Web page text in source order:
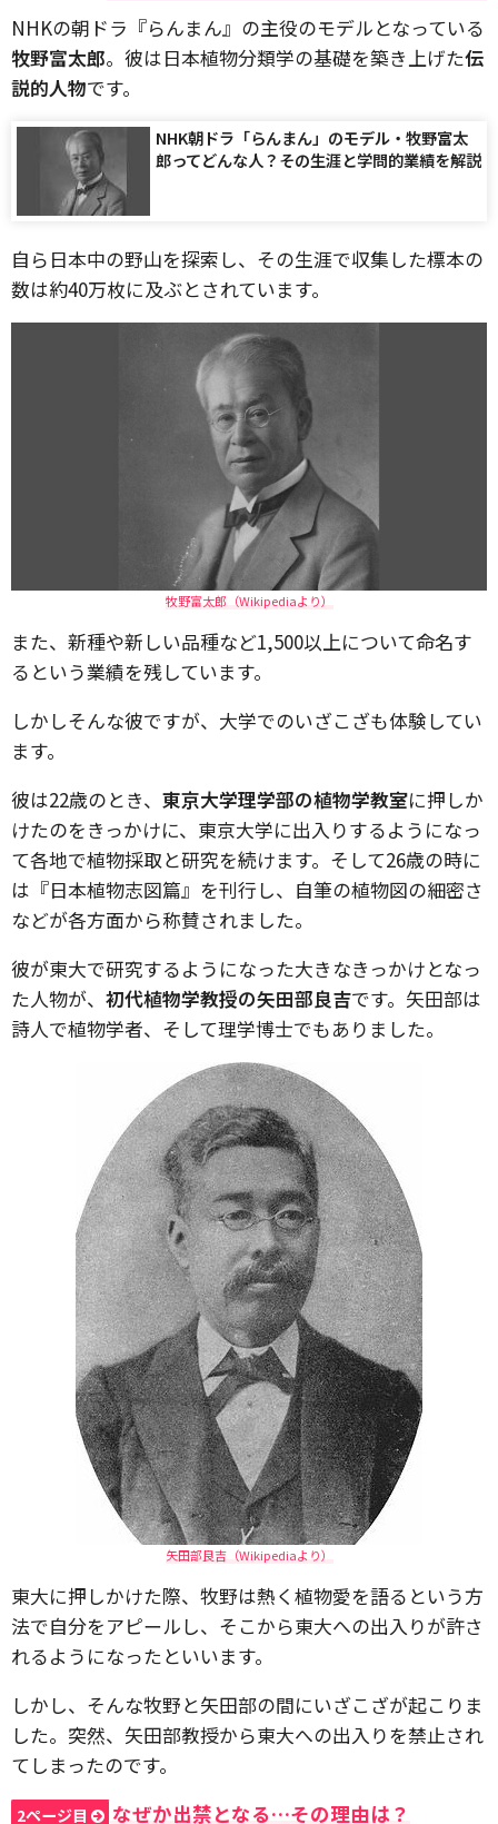
NHKの朝ドラ『らんまん』の主役のモデルとなっている
牧野富太郎。彼は日本植物分類学の基礎を築き上げた伝
説的人物です。
NHK朝ドラ「らんまん」のモデル・牧野富太
郎ってどんな人？その生涯と学問的業績を解説
自ら日本中の野山を探索し、その生涯で収集した標本の
数は約40万枚に及ぶとされています。
牧野富太郎（Wikipediaより）
また、新種や新しい品種など1,500以上について命名す
るという業績を残しています。
しかしそんな彼ですが、大学でのいざこざも体験してい
ます。
彼は22歳のとき、 東京大学理学部の植物学教室に押しか
けたのをきっかけに、東京大学に出入りするようになっ
て各地で植物採取と研究を続けます。そして26歳の時に
は『日本植物志図篇』を刊行し、自筆の植物図の細密さ
などが各方面から称賛されました。
彼が東大で研究するようになった大きなきっかけとなっ
た人物が、 初代植物学教授の矢田部良吉です。矢田部は
詩人で植物学者、そして理学博士でもありました。
矢田部良吉（Wikipediaより）
東大に押しかけた際、牧野は熱く植物愛を語るという方
法で自分をアピールし、そこから東大への出入りが許さ
れるようになったといいます。
しかし、そんな牧野と矢田部の間にいざこざが起こりま
した。突然、矢田部教授から東大への出入りを禁止され
てしまったのです。
2ページ目 なぜか出禁となる…その理由は？